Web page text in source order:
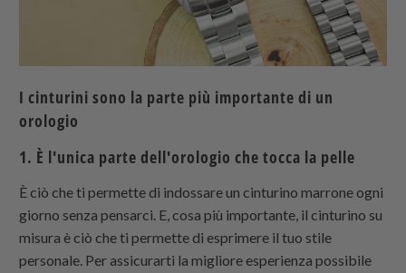
I cinturini sono la parte più importante di un
orologio
1. È l'unica parte dell'orologio che tocca la pelle
È ciò che ti permette di indossare un cinturino marrone ogni
giorno senza pensarci. E, cosa più importante, il cinturino su
misura è ciò che ti permette di esprimere il tuo stile
personale. Per assicurarti la migliore esperienza possibile